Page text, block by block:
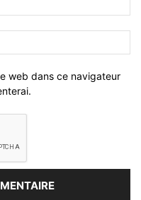
web dans ce navigateur